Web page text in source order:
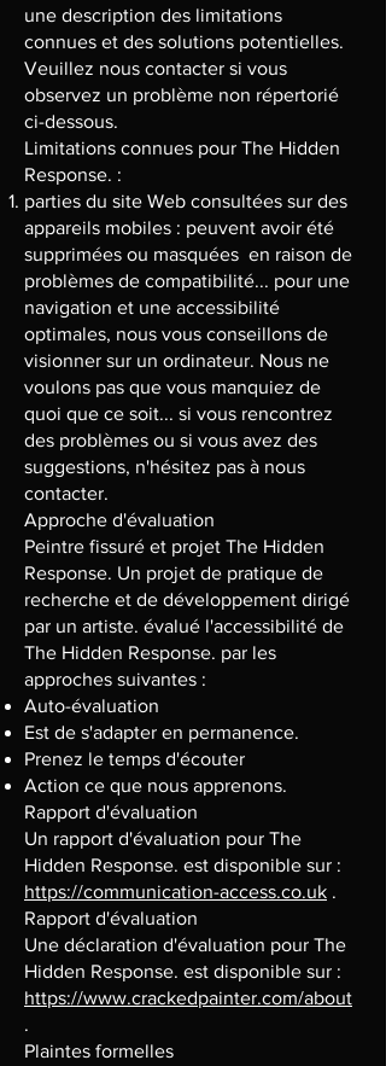
une description des limitations
connues et des solutions potentielles.
Veuillez nous contacter si vous
observez un problème non répertorié
ci-dessous.
Limitations connues pour The Hidden
Response. :
parties du site Web consultées sur des
appareils mobiles : peuvent avoir été
supprimées ou masquées en raison de
problèmes de compatibilité... pour une
navigation et une accessibilité
optimales, nous vous conseillons de
visionner sur un ordinateur. Nous ne
voulons pas que vous manquiez de
quoi que ce soit... si vous rencontrez
des problèmes ou si vous avez des
suggestions, n'hésitez pas à nous
contacter.
Approche d'évaluation
Peintre fissuré et projet The Hidden
Response. Un projet de pratique de
recherche et de développement dirigé
par un artiste. évalué l'accessibilité de
The Hidden Response. par les
approches suivantes :
Auto-évaluation
Est de s'adapter en permanence.
Prenez le temps d'écouter
Action ce que nous apprenons.
Rapport d'évaluation
Un rapport d'évaluation pour The
Hidden Response. est disponible sur :
https://communication-access.co.uk .
Rapport d'évaluation
Une déclaration d'évaluation pour The
Hidden Response. est disponible sur :
https://www.crackedpainter.com/about
.
Plaintes formelles